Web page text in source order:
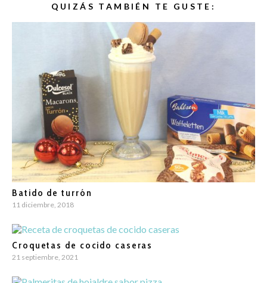
QUIZÁS TAMBIÉN TE GUSTE:
Batido de turrón
11 diciembre, 2018
Croquetas de cocido caseras
21 septiembre, 2021